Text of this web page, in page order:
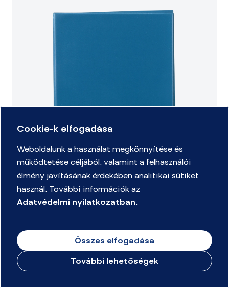
Villámzáras mappa, A4, álló, VICTORIA OFFICE, kék
Cookie-k elfogadása
Weboldalunk a használat megkönnyítése és
működtetése céljából, valamint a felhasználói
élmény javításának érdekében analitikai sütiket
használ. További információk az
Adatvédelmi nyilatkozatban.
Összes elfogadása
További lehetőségek